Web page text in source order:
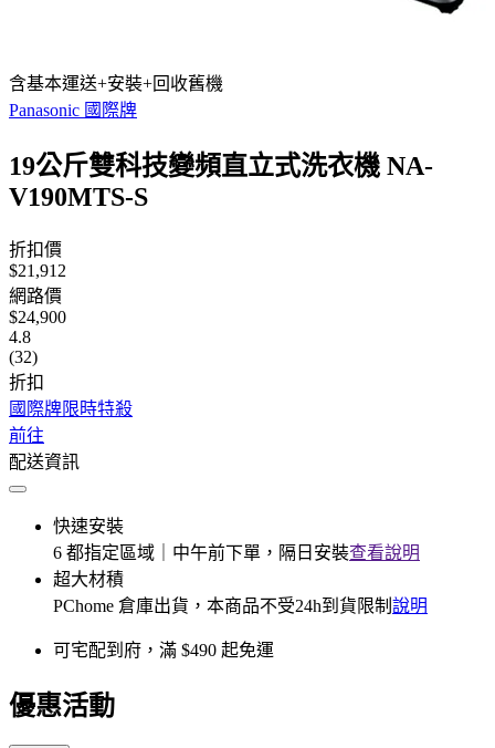
含基本運送+安裝+回收舊機
Panasonic 國際牌
19公斤雙科技變頻直立式洗衣機 NA-
V190MTS-S
折扣價
$21,912
網路價
$24,900
4.8
(32)
折扣
國際牌限時特殺
前往
配送資訊
快速安裝
6 都指定區域｜中午前下單，隔日安裝查看說明
超大材積
PChome 倉庫出貨，本商品不受24h到貨限制 說明
可宅配到府，滿 $490 起免運
優惠活動